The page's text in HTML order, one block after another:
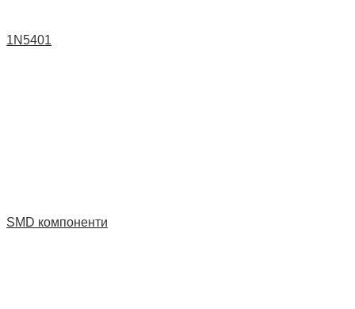
1N5401
SMD компоненти